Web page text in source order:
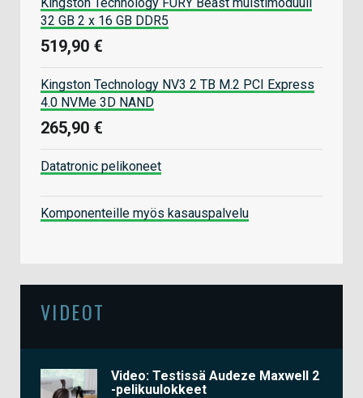
32 GB 2 x 16 GB DDR5
519,90 €
Kingston Technology NV3 2 TB M.2 PCI Express
4.0 NVMe 3D NAND
265,90 €
Datatronic pelikoneet
Komponenteille myös kasauspalvelu
VIDEOT
Video: Testissä Audeze Maxwell 2
-pelikuulokkeet